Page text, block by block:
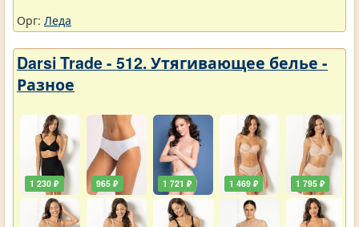
Орг: Леда
Darsi Trade - 512. Утягивающее белье -
Разное
1 230 ₽ 965 ₽ 1 721 ₽ 1 469 ₽ 1 795 ₽